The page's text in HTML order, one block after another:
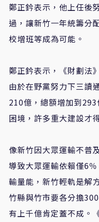
鄭正鈐表示，他上任後
過，讓新竹一年統籌分
校增班等成為可能。
鄭正鈐表示， 《財劃法》
由於在野黨努力下三讀
210億，總額增加到293
困境，許多重大建設才
像新竹因大眾運輸不普
導致大眾運輸依賴僅6％
輸量能，新竹輕軌是解
竹縣與竹市要各分擔300
有上千億肯定蓋不成。